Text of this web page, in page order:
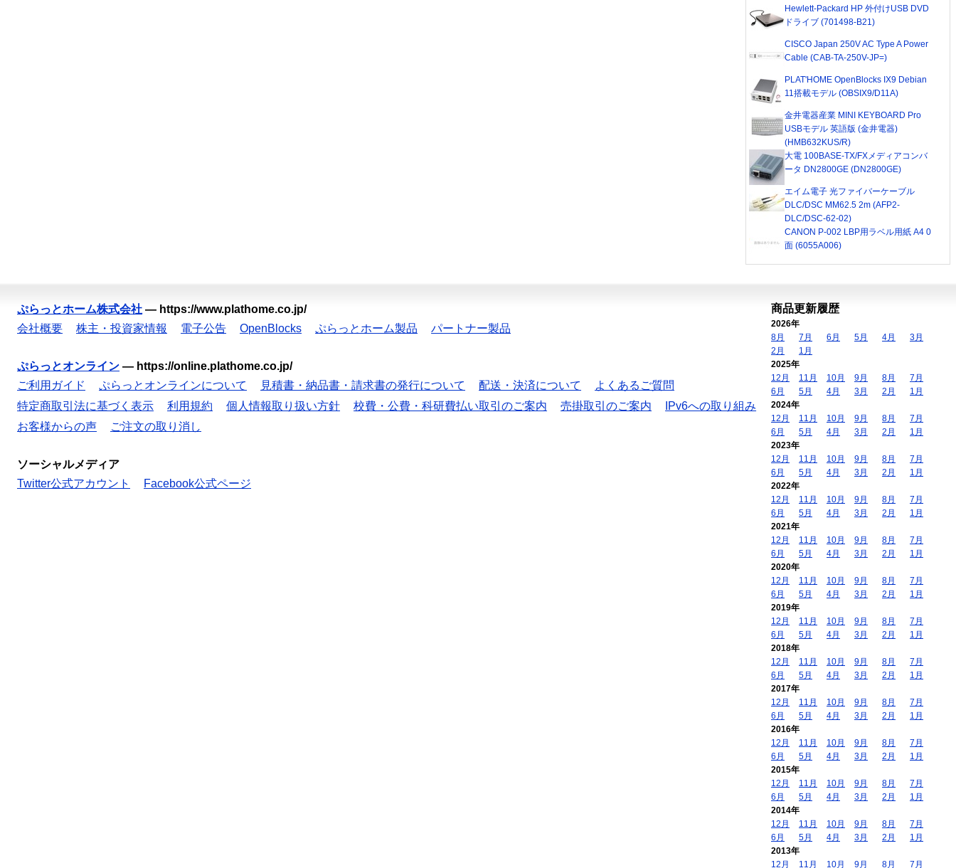
Hewlett-Packard HP 外付けUSB DVD
ドライブ (701498-B21)
CISCO Japan 250V AC Type A Power
Cable (CAB-TA-250V-JP=)
PLAT'HOME OpenBlocks IX9 Debian
11搭載モデル (OBSIX9/D11A)
金井電器産業 MINI KEYBOARD Pro
USBモデル 英語版 (金井電器)
(HMB632KUS/R)
大電 100BASE-TX/FXメディアコンバ
ータ DN2800GE (DN2800GE)
エイム電子 光ファイバーケーブル
DLC/DSC MM62.5 2m (AFP2-
DLC/DSC-62-02)
CANON P-002 LBP用ラベル用紙 A4 0
面 (6055A006)
ぷらっとホーム株式会社 — https://www.plathome.co.jp/
会社概要
株主・投資家情報 電子公告 OpenBlocks ぷらっとホーム製品 パートナー製品
ぷらっとオンライン — https://online.plathome.co.jp/
ご利用ガイド
ぷらっとオンラインについて 見積書・納品書・請求書の発行について 配送・決済について
よくあるご質問
特定商取引法に基づく表示
利用規約 個人情報取り扱い方針 校費・公費・科研費払い取引のご案内 売掛取引のご案内
IPv6への取り組み
お客様からの声
ご注文の取り消し
ソーシャルメディア
Twitter公式アカウント
Facebook公式ページ
商品更新履歴
2026年
8月
7月 6月 5月 4月
3月
2月
1月
2025年
12月
11月 10月 9月 8月
7月
6月
5月 4月 3月 2月
1月
2024年
12月
11月 10月 9月 8月
7月
6月
5月 4月 3月 2月
1月
2023年
12月
11月 10月 9月 8月
7月
6月
5月 4月 3月 2月
1月
2022年
12月
11月 10月 9月 8月
7月
6月
5月 4月 3月 2月
1月
2021年
12月
11月 10月 9月 8月
7月
6月
5月 4月 3月 2月
1月
2020年
12月
11月 10月 9月 8月
7月
6月
5月 4月 3月 2月
1月
2019年
12月
11月 10月 9月 8月
7月
6月
5月 4月 3月 2月
1月
2018年
12月
11月 10月 9月 8月
7月
6月
5月 4月 3月 2月
1月
2017年
12月
11月 10月 9月 8月
7月
6月
5月 4月 3月 2月
1月
2016年
12月
11月 10月 9月 8月
7月
6月
5月 4月 3月 2月
1月
2015年
12月
11月 10月 9月 8月
7月
6月
5月 4月 3月 2月
1月
2014年
12月
11月 10月 9月 8月
7月
6月
5月 4月 3月 2月
1月
2013年
12月
11月 10月 9月 8月 7月